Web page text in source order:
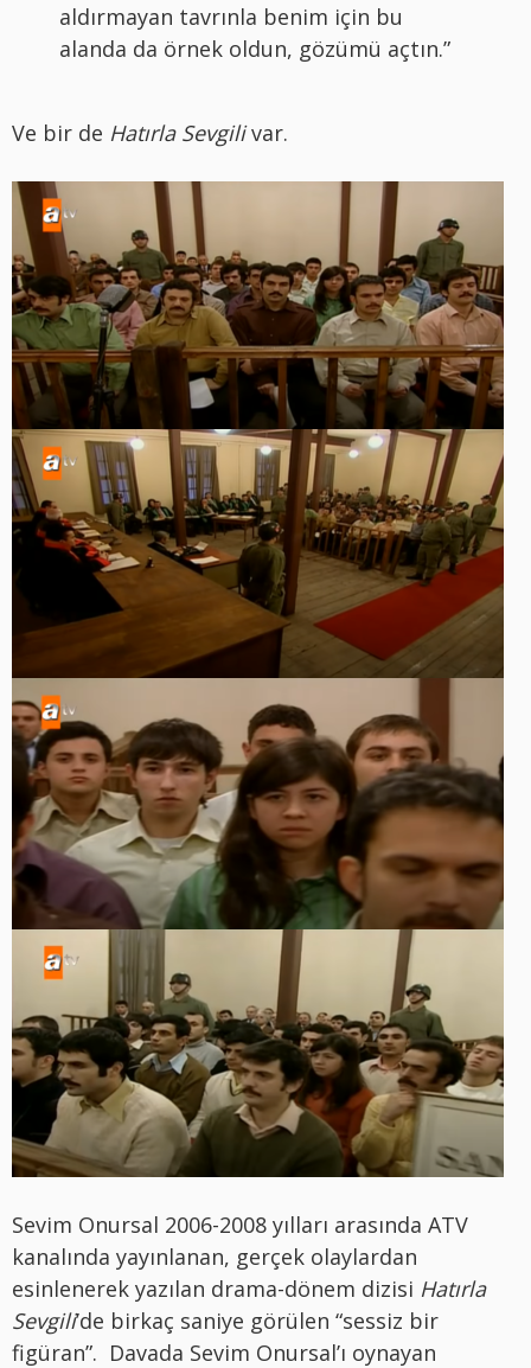
aldırmayan tavrınla benim için bu
alanda da örnek oldun, gözümü açtın.”
Ve bir de Hatırla Sevgilivar.
Sevim Onursal 2006-2008 yılları arasında ATV
kanalında yayınlanan, gerçek olaylardan
esinlenerek yazılan drama-dönem dizisi Hatırla
Sevgili’de birkaç saniye görülen “sessiz bir
figüran”. Davada Sevim Onursal’ı oynayan